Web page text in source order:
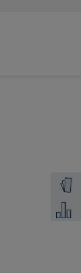
Zum